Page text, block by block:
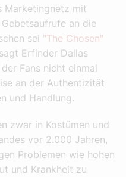
Marketingnetz mit
an die
sei "The Chosen"
Erfinder Dallas
Fans nicht einmal
an der Authentizität
und Handlung.
zwar in Kostümen und
vor 2.000 Jahren,
Problemen wie hohen
und Krankheit zu